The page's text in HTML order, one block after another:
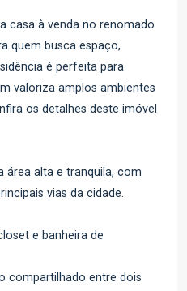
casa à venda no renomado
quem busca espaço,
é perfeita para
valoriza amplos ambientes
os detalhes deste imóvel
área alta e tranquila, com
vias da cidade.
e banheira de
compartilhado entre dois